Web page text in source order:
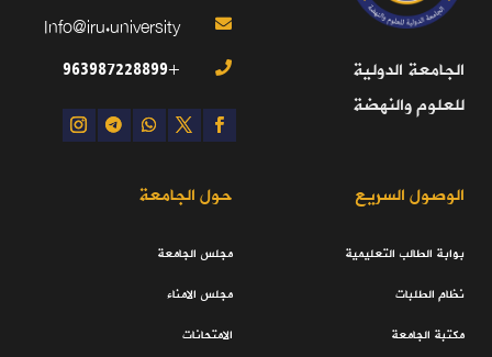
الجامعة الدولية
للعلوم والنهضة

Info@iru.university

+963987228899
الوصول السريع
بوابة الطالب التعليمية
نظام الطلبات
مكتبة الجامعة
حول الجامعة
مجلس الجامعة
مجلس الامناء
الامتحانات